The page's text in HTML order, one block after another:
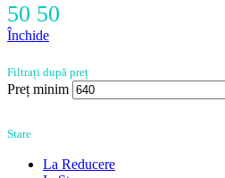
50 50
Închide
Filtrați după preț
Preț minim
Stare
La Reducere